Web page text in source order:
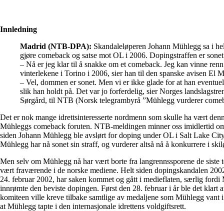
Innledning
Madrid (NTB-DPA): Skandaleløperen Johann Mühlegg sa i
gjøre comeback og satse mot OL i 2006. Dopingstraffen er
– Nå er jeg klar til å snakke om et comeback. Jeg kan vinne
vinterlekene i Torino i 2006, sier han til den spanske avisen El
– Vel, dommen er sonet. Men vi er ikke glade for at han
slik han holdt på. Det var jo forferdelig, sier Norges
Sørgård, til NTB (Norsk telegrambyrå ”Mühlegg vurderer
Det er nok mange idrettsinteresserte nordmenn som skulle ha vært
Mühleggs comeback foruten. NTB-meldingen minner oss imidlertid
siden Johann Mühlegg ble avslørt for doping under OL i Salt Lake
Mühlegg har nå sonet sin straff, og vurderer altså nå å konkurrere i
Men selv om Mühlegg nå har vært borte fra langrennssporene de siste
vært fraværende i de norske mediene. Helt siden dopingskandalen
24. februar 2002, har saken kommet og gått i medieflaten, særlig fordi
innrømte den beviste dopingen. Først den 28. februar i år ble det klart
komiteen ville kreve tilbake samtlige av medaljene som Mühlegg vant
at Mühlegg tapte i den internasjonale idrettens voldgiftsrett.